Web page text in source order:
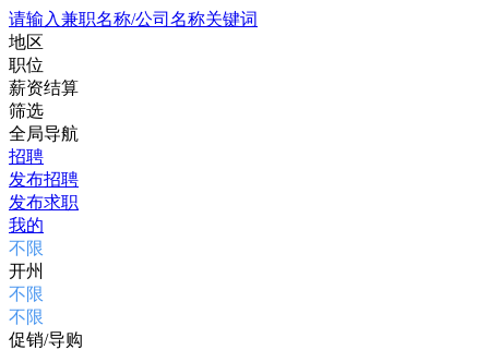
请输入兼职名称/公司名称关键词
地区
职位
薪资结算
筛选
全局导航
招聘
发布招聘
发布求职
我的
不限
开州
不限
不限
促销/导购